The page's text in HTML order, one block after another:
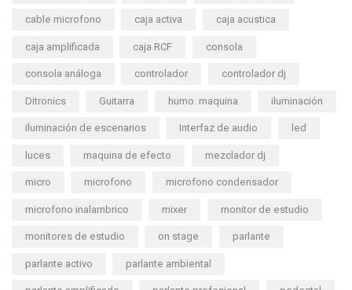
cable microfono caja activa caja acustica
caja amplificada caja RCF consola
consola análoga controlador controlador dj
Ditronics Guitarra humo. maquina iluminación
iluminación de escenarios Interfaz de audio led
luces maquina de efecto mezclador dj
micro microfono microfono condensador
microfono inalambrico mixer monitor de estudio
monitores de estudio on stage parlante
parlante activo parlante ambiental